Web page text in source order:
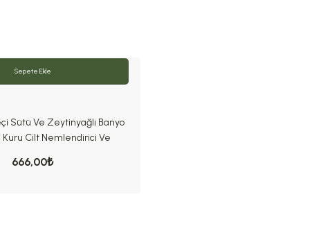
Sepete Ekle
Sütü Ve Zeytinyağlı Banyo
Kuru Cilt Nemlendirici Ve
666,00₺